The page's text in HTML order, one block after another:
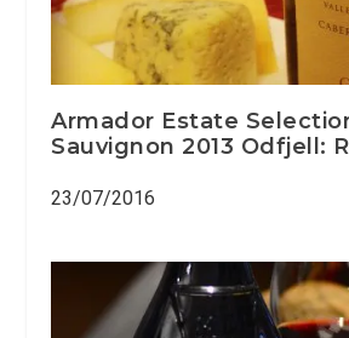
Armador Estate
Sauvignon 2013 Odfjell:
23/07/2016